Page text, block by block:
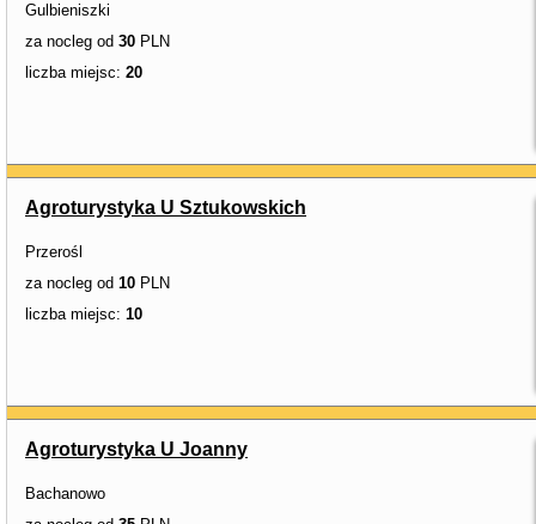
Gulbieniszki
za nocleg od 30 PLN
liczba miejsc: 20
Agroturystyka U Sztukowskich
Przerośl
za nocleg od 10 PLN
liczba miejsc: 10
Agroturystyka U Joanny
Bachanowo